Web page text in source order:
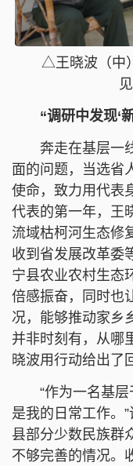
△王晓波（中
“调研中发现‘新
奔走在基层一线
面的问题，当选省
使命，致力用代表
代表的第一年，王
流域枯柯河生态修
收到省发展改革委
宁县农业农村生态
倍感振奋，同时也
况，能够推动家乡
并非时刻有，从哪
晓波用行动给出了
“作为一名基层
是我的日常工作。
县部分少数民族群
不够完善的情况。